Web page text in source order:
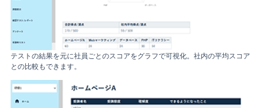
テストの結果を元に社員ごとのスコアをグラフで可視化。社内の平均スコア
との比較もできます。